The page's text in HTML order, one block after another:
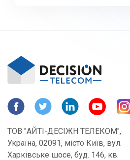
ТОВ "АЙТІ-ДЕСІЖН ТЕЛЕКОМ",
Україна, 02091, місто Київ, вул.
Харківське шосе, буд. 146, кв.